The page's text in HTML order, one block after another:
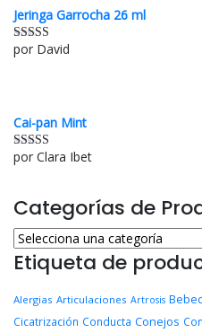
Jeringa Garrocha 26 ml
Valorado con
por David
Cai-pan Mint
Valorado con
por Clara Ibet
Categorías de
Etiqueta de
Alergias Articulaciones Artrosis
Cicatrización Conducta Conejos